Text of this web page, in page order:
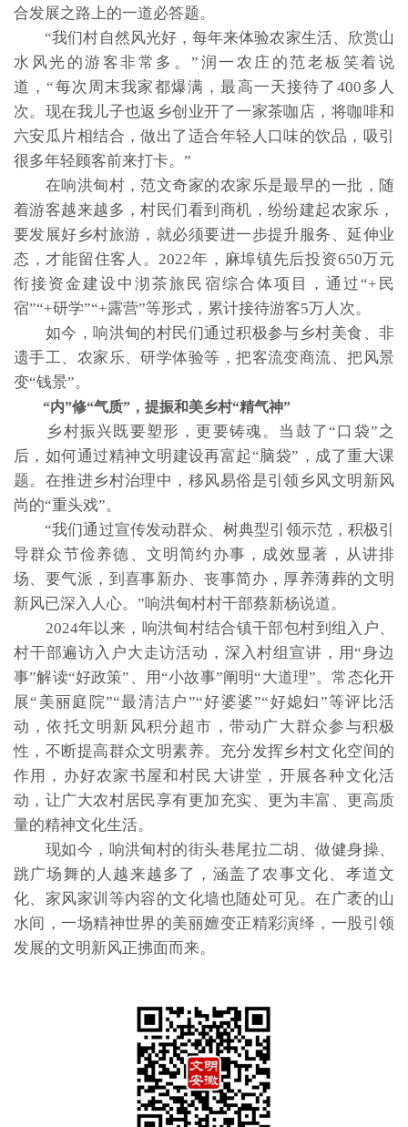
合发展之路上的一道必答题。
“我们村自然风光好，每年来体验农家生活、欣赏山
水风光的游客非常多。”润一农庄的范老板笑着说
道，“每次周末我家都爆满，最高一天接待了400多人
次。现在我儿子也返乡创业开了一家茶咖店，将咖啡和
六安瓜片相结合，做出了适合年轻人口味的饮品，吸引
很多年轻顾客前来打卡。”
在响洪甸村，范文奇家的农家乐是最早的一批，随
着游客越来越多，村民们看到商机，纷纷建起农家乐，
要发展好乡村旅游，就必须要进一步提升服务、延伸业
态，才能留住客人。2022年，麻埠镇先后投资650万元
衔接资金建设中沏茶旅民宿综合体项目，通过“+民
宿”“+研学”“+露营”等形式，累计接待游客5万人次。
如今，响洪甸的村民们通过积极参与乡村美食、非
遗手工、农家乐、研学体验等，把客流变商流、把风景
变“钱景”。
“内”修“气质”，提振和美乡村“精气神”
乡村振兴既要塑形，更要铸魂。当鼓了“口袋”之
后，如何通过精神文明建设再富起“脑袋”，成了重大课
题。在推进乡村治理中，移风易俗是引领乡风文明新风
尚的“重头戏”。
“我们通过宣传发动群众、树典型引领示范，积极引
导群众节俭养德、文明简约办事，成效显著，从讲排
场、要气派，到喜事新办、丧事简办，厚养薄葬的文明
新风已深入人心。”响洪甸村村干部蔡新杨说道。
2024年以来，响洪甸村结合镇干部包村到组入户、
村干部遍访入户大走访活动，深入村组宣讲，用“身边
事”解读“好政策”、用“小故事”阐明“大道理”。常态化开
展“美丽庭院”“最清洁户”“好婆婆”“好媳妇”等评比活
动，依托文明新风积分超市，带动广大群众参与积极
性，不断提高群众文明素养。充分发挥乡村文化空间的
作用，办好农家书屋和村民大讲堂，开展各种文化活
动，让广大农村居民享有更加充实、更为丰富、更高质
量的精神文化生活。
现如今，响洪甸村的街头巷尾拉二胡、做健身操、
跳广场舞的人越来越多了，涵盖了农事文化、孝道文
化、家风家训等内容的文化墙也随处可见。在广袤的山
水间，一场精神世界的美丽嬗变正精彩演绎，一股引领
发展的文明新风正拂面而来。